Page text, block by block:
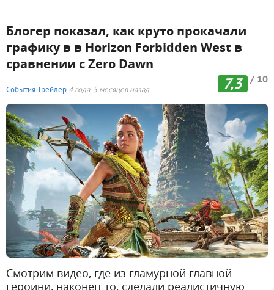
Блогер показал, как круто прокачали
графику в в Horizon Forbidden West в
сравнении с Zero Dawn
7,3 / 10
СобытияТрейлер 4 года, 5 месяцев назад
Смотрим видео, где из гламурной главной
героини, наконец-то, сделали реалистичную